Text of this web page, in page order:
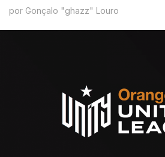
por Gonçalo "ghazz" Louro